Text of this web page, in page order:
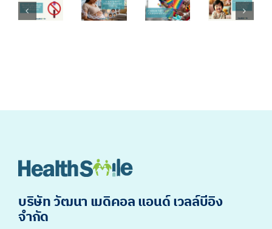
บริษัท วัฒนา เมดิคอล แอนด์ เวลล์บีอิง
จำกัด